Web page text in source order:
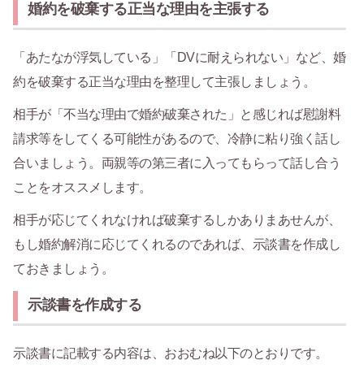
婚約を破棄する正当な理由を主張する
「あたなが浮気している」「DVに耐えられない」など、婚
約を破棄する正当な理由を整理して主張しましょう。
相手が「不当な理由で婚約破棄された」と感じれば慰謝料
請求等をしてくる可能性があるので、冷静に粘り強く話し
合いましょう。両親等の第三者に入ってもらって話し合う
ことをオススメします。
相手が応じてくれなければ破棄するしかありまあせんが、
もし婚約解消に応じてくれるのであれば、示談書を作成し
ておきましょう。
示談書を作成する
示談書に記載する内容は、おおむね以下のとおりです。